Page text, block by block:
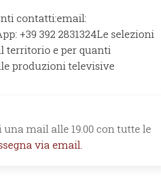
contatti:email:
+39 392 2831324Le selezioni
territorio e per quanti
produzioni televisive
mail alle 19.00 con tutte le
via email.